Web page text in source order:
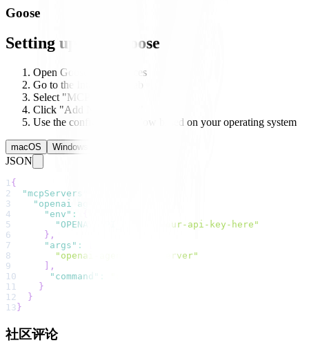
Goose
Setting up with Goose
Open Goose's preferences
Go to the Integrations tab
Select "MCP Servers"
Click "Add New Server"
Use the configuration below based on your operating system
macOS Windows
JSON
1{
2
"mcpServers"
3
"openai agents"
4
"env" :
5
"OPENAI_API_KEY"
"your-api-key-here"
6
} ,
7
"args" :
8
"openai-agents-mcp-server"
9
,
10
"command" :
11
}
12
}
13 }
社区评论